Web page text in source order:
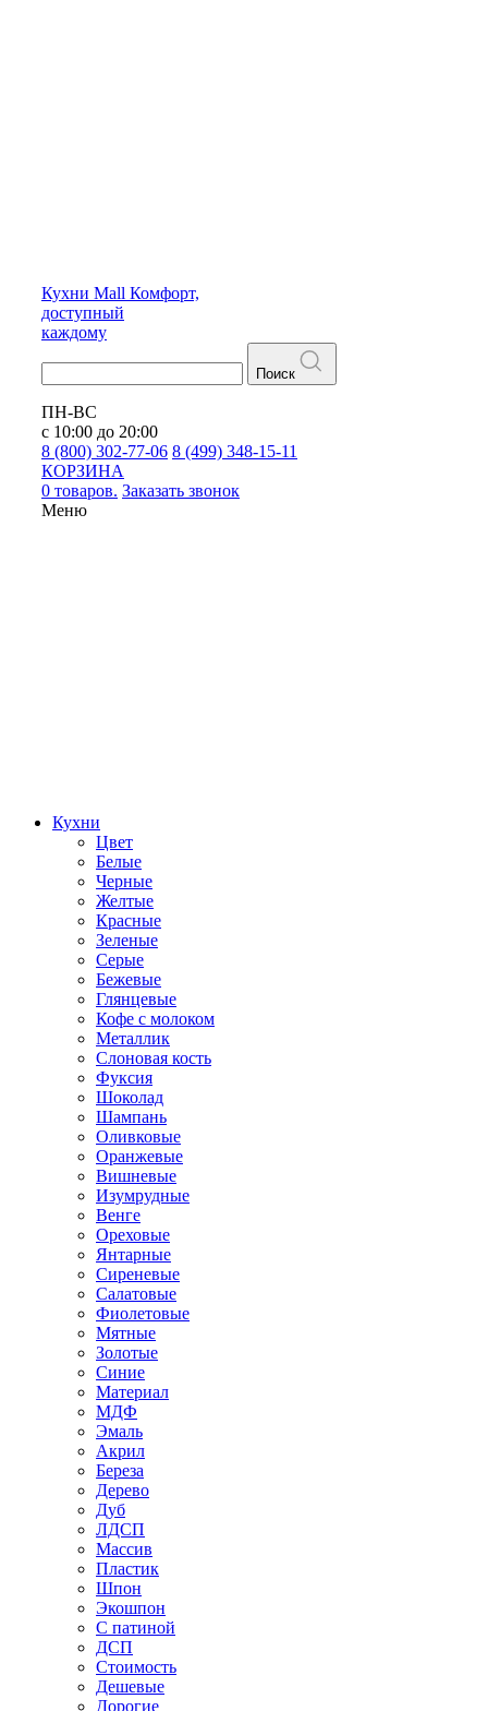
Кухни Mall Комфорт,
доступный
каждому
Поиск
ПН-ВС
с 10:00 до 20:00
8 (800) 302-77-06 8 (499) 348-15-11
КОРЗИНА
0 товаров. Заказать звонок
Меню
Кухни
Цвет
Белые
Черные
Желтые
Красные
Зеленые
Серые
Бежевые
Глянцевые
Кофе с молоком
Металлик
Слоновая кость
Фуксия
Шоколад
Шампань
Оливковые
Оранжевые
Вишневые
Изумрудные
Венге
Ореховые
Янтарные
Сиреневые
Салатовые
Фиолетовые
Мятные
Золотые
Синие
Материал
МДФ
Эмаль
Акрил
Береза
Дерево
Дуб
ЛДСП
Массив
Пластик
Шпон
Экошпон
С патиной
ДСП
Стоимость
Дешевые
Дорогие